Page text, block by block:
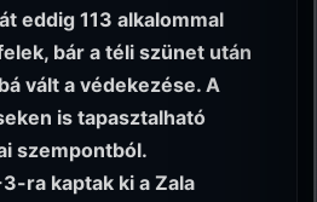
eddig 113 alkalommal
bár a téli szünet után
vált a védekezése. A
is tapasztalható
szempontból.
ra kaptak ki a Zala